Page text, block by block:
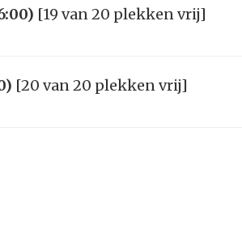
[19 van 20 plekken vrij]
[20 van 20 plekken vrij]